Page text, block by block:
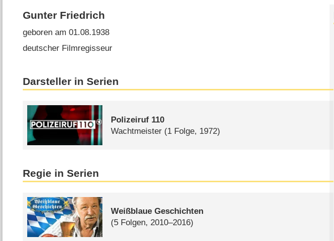
Gunter Friedrich
geboren am 01.08.1938
deutscher Filmregisseur
Darsteller in Serien
Polizeiruf 110
Wachtmeister (1 Folge, 1972)
Regie in Serien
Weißblaue Geschichten
(5 Folgen, 2010–2016)